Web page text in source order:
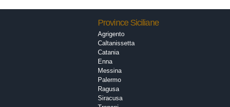
Province Siciliane
Agrigento
Caltanissetta
Catania
Enna
Messina
Palermo
Ragusa
Siracusa